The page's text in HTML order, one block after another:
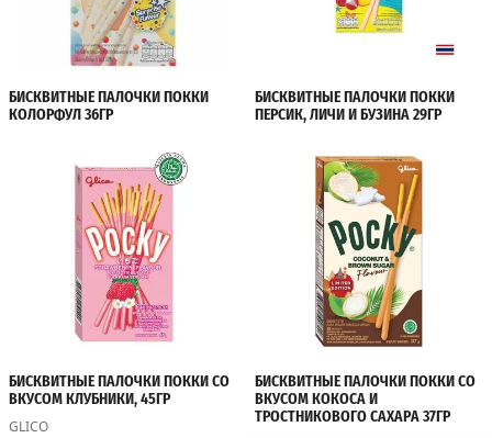
БИСКВИТНЫЕ ПАЛОЧКИ ПОККИ
КОЛОРФУЛ 36ГР
БИСКВИТНЫЕ ПАЛОЧКИ ПОККИ
ПЕРСИК, ЛИЧИ И БУЗИНА 29ГР
БИСКВИТНЫЕ ПАЛОЧКИ ПОККИ СО
ВКУСОМ КЛУБНИКИ, 45ГР
GLICO
БИСКВИТНЫЕ ПАЛОЧКИ ПОККИ СО
ВКУСОМ КОКОСА И
ТРОСТНИКОВОГО САХАРА 37ГР